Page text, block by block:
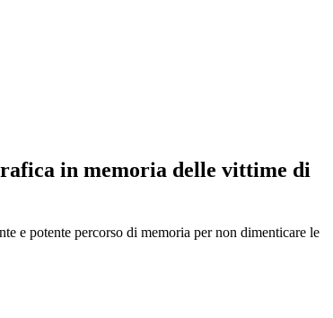
in memoria delle vittime di
e potente percorso di memoria per non dimenticare le